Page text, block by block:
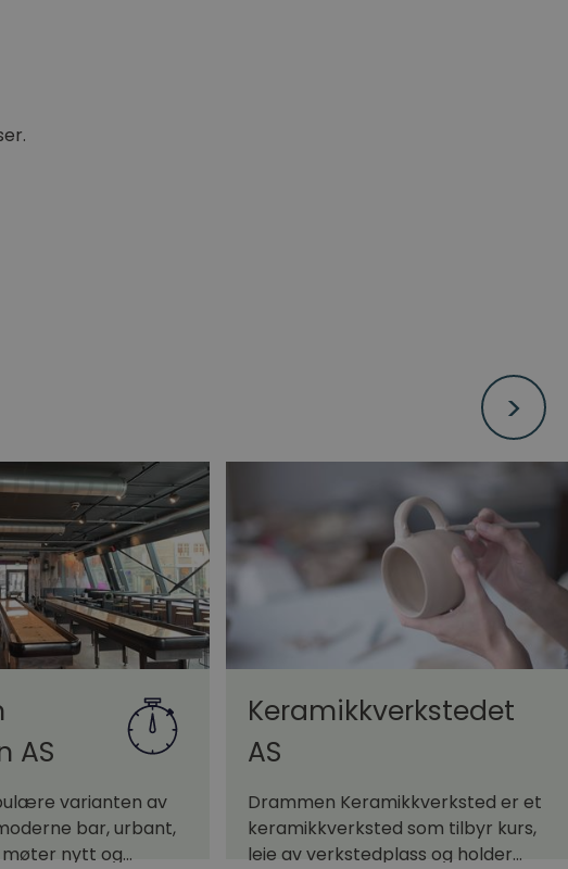
AS
varianten av
bar, urbant,
nytt og…
Keramikkverkstedet
AS
Drammen Keramikkverksted er et
keramikkverksted som tilbyr kurs,
leie av verkstedplass og holder…